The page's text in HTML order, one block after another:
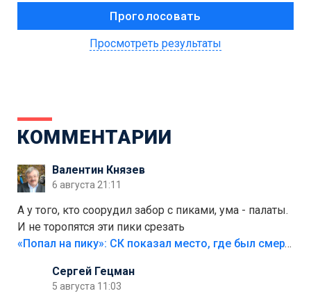
Просмотреть результаты
КОММЕНТАРИИ
Валентин Князев
6 августа 21:11
А у того, кто соорудил забор с пиками, ума - палаты.
И не торопятся эти пики срезать
«Попал на пику»: СК показал место, где был смертельно травмирован ребенок в Тольятти
Сергей Гецман
5 августа 11:03